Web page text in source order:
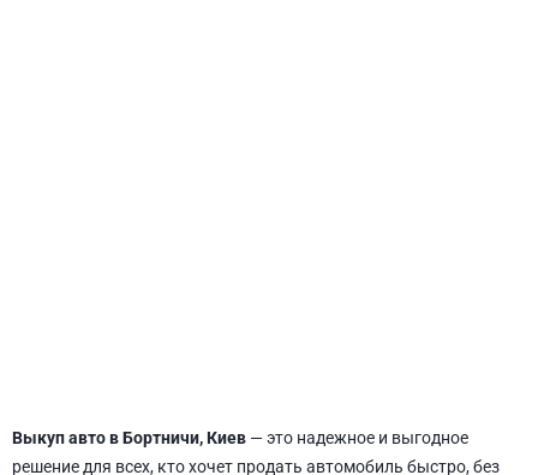
Выкуп авто в Бортничи, Киев — это надежное и выгодное
решение для всех, кто хочет продать автомобиль быстро, без